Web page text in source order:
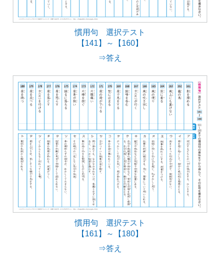
慣用句 選択テスト
【141】～【160】
⇒答え
慣用句 選択テスト
【161】～【180】
⇒答え